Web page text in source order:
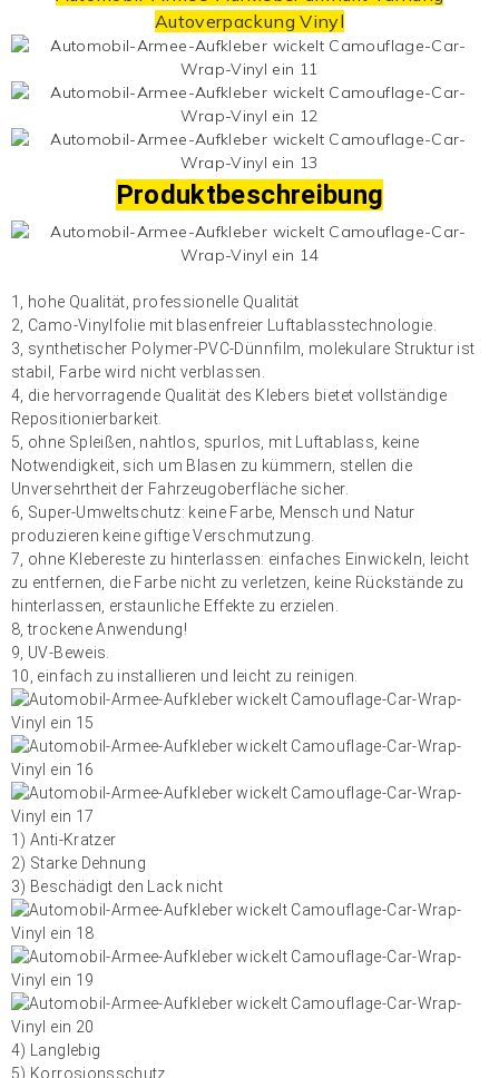
AutoverpackungVinyl
Produktbeschreibung
1, hohe Qualität, professionelle Qualität
2, Camo-Vinylfolie mit blasenfreier Luftablasstechnologie.
3, synthetischer Polymer-PVC-Dünnfilm, molekulare Struktur ist
stabil, Farbe wird nicht verblassen.
4, die hervorragende Qualität des Klebers bietet vollständige
Repositionierbarkeit.
5, ohne Spleißen, nahtlos, spurlos, mit Luftablass, keine
Notwendigkeit, sich um Blasen zu kümmern, stellen die
Unversehrtheit der Fahrzeugoberfläche sicher.
6, Super-Umweltschutz: keine Farbe, Mensch und Natur
produzieren keine giftige Verschmutzung.
7, ohne Klebereste zu hinterlassen: einfaches Einwickeln, leicht
zu entfernen, die Farbe nicht zu verletzen, keine Rückstände zu
hinterlassen, erstaunliche Effekte zu erzielen.
8, trockene Anwendung!
9, UV-Beweis.
10, einfach zu installieren und leicht zu reinigen.
1) Anti-Kratzer
2) Starke Dehnung
3) Beschädigt den Lack nicht
4) Langlebig
5) Korrosionsschutz